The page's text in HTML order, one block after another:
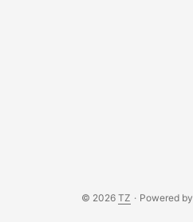
© 2026 TZ · Powered by